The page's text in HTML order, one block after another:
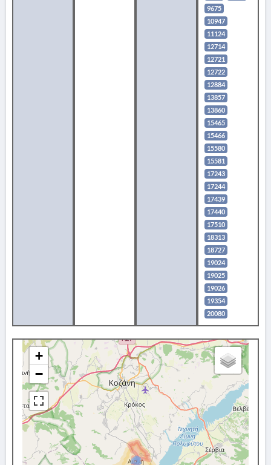
9675
10947
11124
12714
12721
12722
12884
13857
13860
15465
15466
15580
15581
17243
17244
17439
17440
17510
18313
18727
19024
19025
19026
19354
20080
+
−